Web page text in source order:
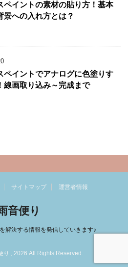
ペイントの素材の貼り方！基本
景への入れ方とは？
ペイントでアナログに色塗りす
線画取り込み～完成まで
サイトマップ 運営者情報
音便り
解決する情報を発信していきます♪
り , 2026 All Rights Reserved.